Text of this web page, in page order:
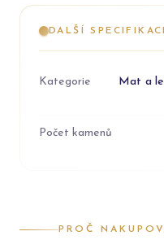
DALŠÍ
Kategorie
Mat a
Počet kamenů
PROČ